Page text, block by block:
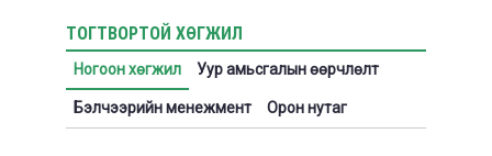
ТОГТВОРТОЙ ХӨГЖИЛ
Ногоон хөгжил Уур амьсгалын өөрчлөлт
Бэлчээрийн менежмент Орон нутаг